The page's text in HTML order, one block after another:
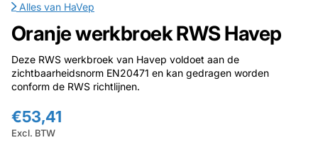
Alles van HaVep
Oranje werkbroek RWS Havep
Deze RWS werkbroek van Havep voldoet aan de
zichtbaarheidsnorm EN20471 en kan gedragen worden
conform de RWS richtlijnen.
€53,41
Excl. BTW